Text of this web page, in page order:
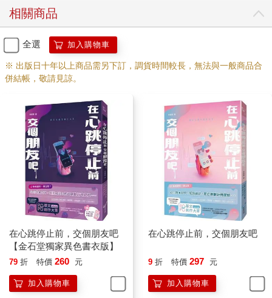
紹」的提示詞。
理測驗為他挑選的對象，每天午夜十二點會換一批，一批裡最多
只能選一位。
換言之，一天最多就認識一個人，保證交友的深度與品質。
延江宇載這款APP只是想打發時間，不是真心要交友。他隨意點
一配對好，他往聊天室丟一張內建的貼圖，便將手機扔一邊去準
備晚餐。
長江：[貼圖]
對方幾乎秒讀秒回，他嘆口氣，手邊忙到一半，趁炊飯空檔滑開
聊天室。
繩圈圈：「在嗎？」
繩圈圈：「為什麼不理我？」
繩圈圈：「在在在在嗎？？？」
才離開十分鐘，這跳針似的訊息是怎麼回事？他記得早上是有聽
到「回覆率高」這件事，但也不用高成這樣？
相關商品
全選 加入購物車
※ 出版日十年以上商品需另下訂，調貨時間較長，無法與一般商品合
併結帳，敬請見諒。
在心跳停止前，交個朋友吧
【金石堂獨家異色書衣版】
79 折 特價 260 元
加入購物車
在心跳停止前，交個朋友吧
9 折 特價 297 元
加入購物車